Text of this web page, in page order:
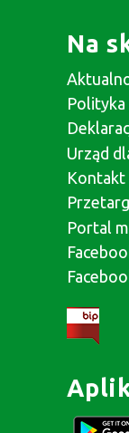
Na
Urząd
Kontakt
Portal